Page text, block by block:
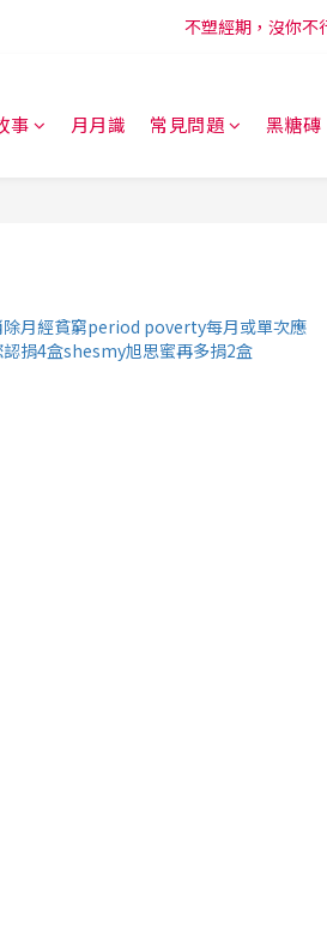
新會員享購物金100元，開啟
不塑經期，沒你不
事 月月識 常見問題 黑糖磚